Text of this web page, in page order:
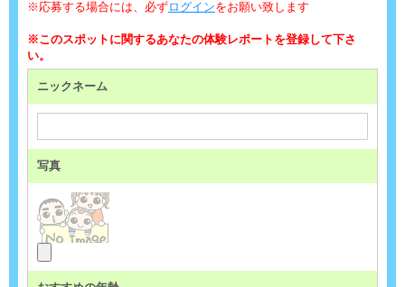
※応募する場合には、必ずログインをお願い致します
※このスポットに関するあなたの体験レポートを登録して下さ
い。
ニックネーム
写真